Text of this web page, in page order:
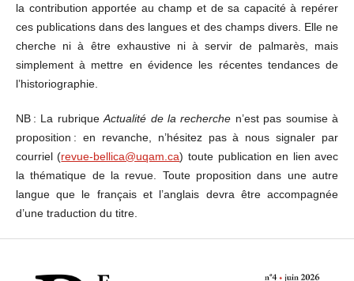
la contribution apportée au champ et de sa capacité à repérer
ces publications dans des langues et des champs divers. Elle ne
cherche ni à être exhaustive ni à servir de palmarès, mais
simplement à mettre en évidence les récentes tendances de
l’historiographie.
NB : La rubriqueActualité de la recherche n’est pas soumise à
proposition : en revanche, n’hésitez pas à nous signaler par
courriel (revue-bellica@uqam.ca) toute publication en lien avec
la thématique de la revue. Toute proposition dans une autre
langue que le français et l’anglais devra être accompagnée
d’une traduction du titre.